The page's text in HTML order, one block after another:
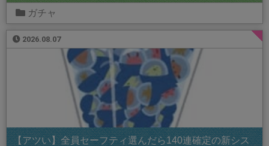
ガチャ
2026.08.07
【アツい】全員セーフティ選んだら140連確定の新シス